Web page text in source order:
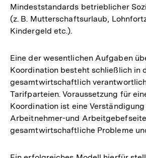
Mindeststandards betrieblicher
(z. B. Mutterschaftsurlaub,
Kindergeld etc.).
Eine der wesentlichen Aufgaben
Koordination besteht schließlich in
gesamtwirtschaftlich
Tarifparteien. Voraussetzung für
Koordination ist eine
Arbeitnehmer-und
gesamtwirtschaftliche Probleme